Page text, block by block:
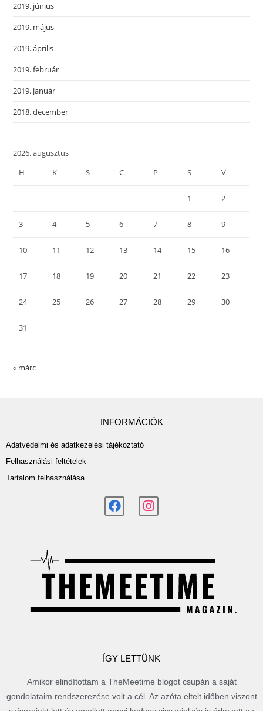
2019. június
2019. május
2019. április
2019. február
2019. január
2018. december
2026. augusztus
H
K S C P S V
1 2
3 4 5 6 7 8 9
10 11 12 13 14 15 16
17 18 19 20 21 22 23
24 25 26 27 28 29 30
31
« márc
INFORMÁCIÓK
Adatvédelmi és adatkezelési tájékoztató
Felhasználási feltételek
Tartalom felhasználása
ÍGY LETTÜNK
Amikor elindítottam a TheMeetime blogot csupán a saját
gondolataim rendszerezése volt a cél. Az azóta eltelt időben viszont